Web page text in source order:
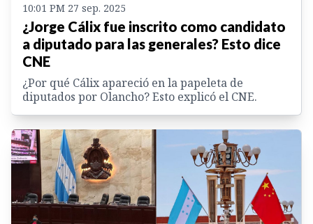
10:01 PM 27 sep. 2025
¿Jorge Cálix fue inscrito como candidato
a diputado para las generales? Esto dice
CNE
¿Por qué Cálix apareció en la papeleta de
diputados por Olancho? Esto explicó el CNE.